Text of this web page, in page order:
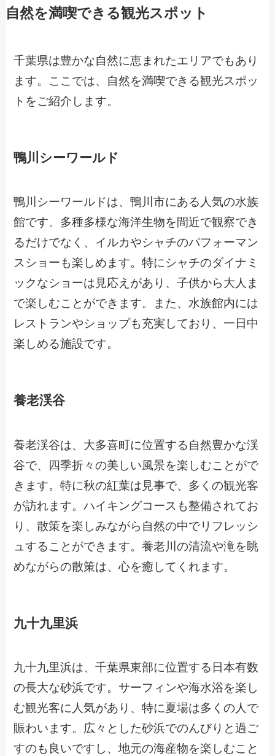
自然を満喫できる観光スポット
千葉県は豊かな自然に恵まれたエリアでもあり
ます。ここでは、自然を満喫できる観光スポッ
トをご紹介します。
鴨川シーワールド
鴨川シーワールドは、鴨川市にある人気の水族
館です。多種多様な海洋生物を間近で観察でき
るだけでなく、イルカやシャチのパフォーマン
スショーも楽しめます。特にシャチのダイナミ
ックなショーは見応えがあり、子供から大人ま
で楽しむことができます。また、水族館内には
レストランやショップも充実しており、一日中
楽しめる施設です。
養老渓谷
養老渓谷は、大多喜町に位置する自然豊かな渓
谷で、四季折々の美しい風景を楽しむことがで
きます。特に秋の紅葉は見事で、多くの観光客
が訪れます。ハイキングコースも整備されてお
り、散策を楽しみながら自然の中でリフレッシ
ュすることができます。養老川の清流や滝を眺
めながらの散策は、心を癒してくれます。
九十九里浜
九十九里浜は、千葉県東部に位置する日本有数
の長大な砂浜です。サーフィンや海水浴を楽し
む観光客に人気があり、特に夏場は多くの人で
賑わいます。広々とした砂浜でのんびりと過ご
すのも良いですし、地元の海産物を楽しむこと